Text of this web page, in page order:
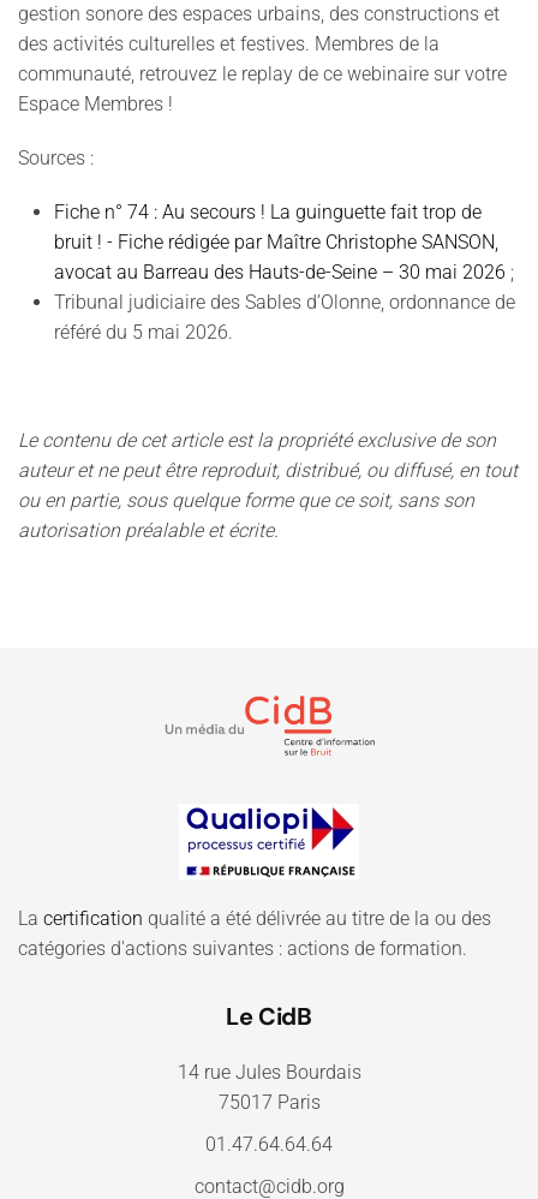
gestion sonore des espaces urbains, des constructions et
des activités culturelles et festives. Membres de la
communauté, retrouvez le replay de ce webinaire sur votre
Espace Membres !
Sources :
Fiche n° 74 : Au secours ! La guinguette fait trop de
bruit ! - Fiche rédigée par Maître Christophe SANSON,
avocat au Barreau des Hauts-de-Seine – 30 mai 2026 ;
Tribunal judiciaire des Sables d’Olonne, ordonnance de
référé du 5 mai 2026.
Le contenu de cet article est la propriété exclusive de son
auteur et ne peut être reproduit, distribué, ou diffusé, en tout
ou en partie, sous quelque forme que ce soit, sans son
autorisation préalable et écrite.
La certification qualité a été délivrée au titre de la ou des
catégories d'actions suivantes : actions de formation.
Le CidB
14 rue Jules Bourdais
75017 Paris
01.47.64.64.64
contact@cidb.org